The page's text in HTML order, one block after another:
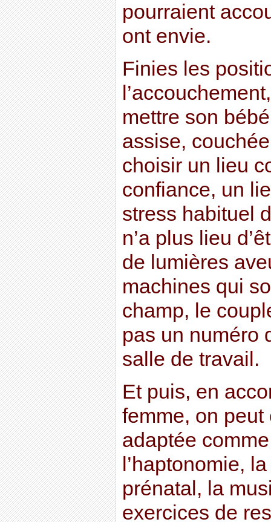
pourraient
ont envie.
Finies les
mettre son
assise,
choisir un lieu
confiance, un
stress habituel
n’a plus lieu
de lumières
machines qui
champ, le
pas un numéro
salle de travail.
Et puis, en
femme, on
adaptée
l’haptonomie,
prénatal, la
exercices de